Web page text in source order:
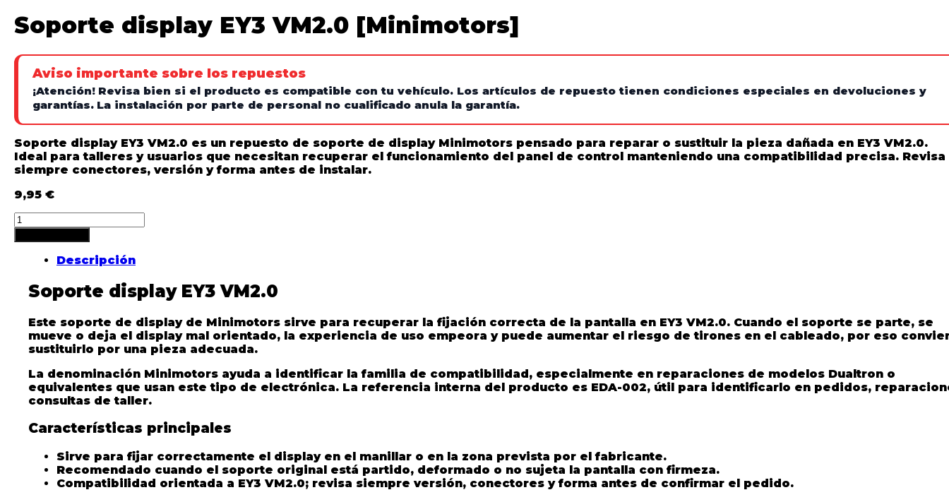
Soporte display EY3 VM2.0 [Minimotors]
Aviso importante sobre los repuestos
¡Atención! Revisa bien si el producto es compatible con tu vehículo. Los artículos de repuesto tienen condiciones especiales en devoluciones y
garantías. La instalación por parte de personal no cualificado anula la garantía.
Soporte display EY3 VM2.0 es un repuesto de soporte de display Minimotors pensado para reparar o sustituir la pieza dañada en EY3 VM2.0.
Ideal para talleres y usuarios que necesitan recuperar el funcionamiento del panel de control manteniendo una compatibilidad precisa. Revisa
siempre conectores, versión y forma antes de instalar.
9,95 €
Descripción
Soporte display EY3 VM2.0
Este soporte de display de Minimotors sirve para recuperar la fijación correcta de la pantalla en EY3 VM2.0. Cuando el soporte se parte, se
mueve o deja el display mal orientado, la experiencia de uso empeora y puede aumentar el riesgo de tirones en el cableado, por eso
sustituirlo por una pieza adecuada.
La denominación Minimotors ayuda a identificar la familia de compatibilidad, especialmente en reparaciones de modelos Dualtron o
equivalentes que usan este tipo de electrónica. La referencia interna del producto es EDA-002, útil para identificarlo en pedidos,
consultas de taller.
Características principales
Sirve para fijar correctamente el display en el manillar o en la zona prevista por el fabricante.
Recomendado cuando el soporte original está partido, deformado o no sujeta la pantalla con firmeza.
Compatibilidad orientada a EY3 VM2.0; revisa siempre versión, conectores y forma antes de confirmar el pedido.